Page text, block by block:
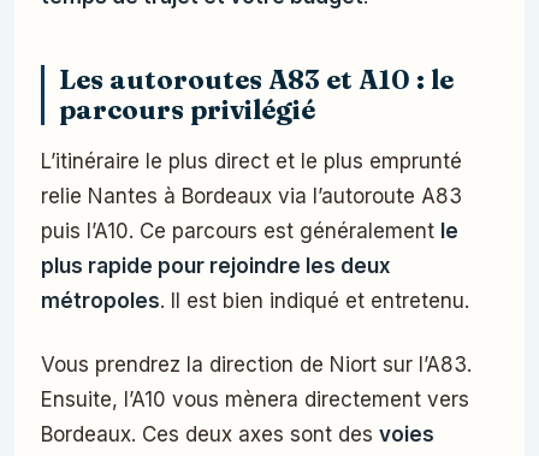
Les autoroutes A83 et A10 : le
parcours privilégié
L’itinéraire le plus direct et le plus emprunté
relie Nantes à Bordeaux via l’autoroute A83
puis l’A10. Ce parcours est généralement le
plus rapide pour rejoindre les deux
métropoles. Il est bien indiqué et entretenu.
Vous prendrez la direction de Niort sur l’A83.
Ensuite, l’A10 vous mènera directement vers
Bordeaux. Ces deux axes sont des voies